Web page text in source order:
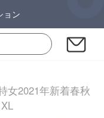
ョン
女2021年新着春秋